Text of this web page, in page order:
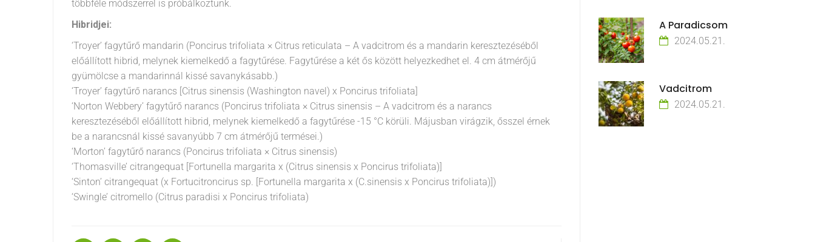
többféle módszerrel is próbálkoztunk.
Hibridjei:
‘Troyer’ fagytűrő mandarin (Poncirus trifoliata × Citrus reticulata – A vadcitrom és a mandarin keresztezéséből
előállított hibrid, melynek kiemelkedő a fagytűrése. Fagytűrése a két ős között helyezkedhet el. 4 cm átmérőjű
gyümölcse a mandarinnál kissé savanykásabb.)
‘Troyer’ fagytűrő narancs [Citrus sinensis (Washington navel) x Poncirus trifoliata]
‘Norton Webbery’ fagytűrő narancs (Poncirus trifoliata × Citrus sinensis – A vadcitrom és a narancs
keresztezéséből előállított hibrid, melynek kiemelkedő a fagytűrése -15 °C körüli. Májusban virágzik, ősszel érnek
be a narancsnál kissé savanyúbb 7 cm átmérőjű termései.)
‘Morton’ fagytűrő narancs (Poncirus trifoliata × Citrus sinensis)
‘Thomasville’ citrangequat [Fortunella margarita x (Citrus sinensis x Poncirus trifoliata)]
‘Sinton’ citrangequat (x Fortucitroncirus sp. [Fortunella margarita x (C.sinensis x Poncirus trifoliata)])
‘Swingle’ citromello (Citrus paradisi x Poncirus trifoliata)
A Paradicsom
2024.05.21.
Vadcitrom
2024.05.21.